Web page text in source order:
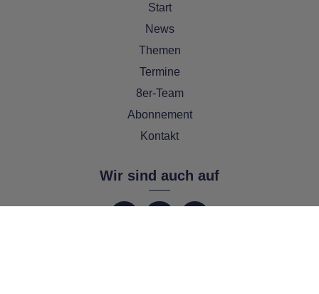
Start
News
Themen
Termine
8er-Team
Abonnement
Kontakt
Wir sind auch auf